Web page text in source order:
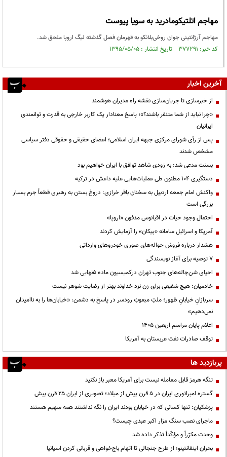
مهاجم اتلتیکومادرید به سویا پیوست
مهاجم آرژانتینی جوان روخی‌بلانکو به قهرمان فصل گذشته لیگ اروپا ملحق شد.
کد خبر: ۳۷۷۲۹۱ تاریخ انتشار : ۱۳۹۵/۰۵/۰۵
آخرین اخبار
از خبرسازی تا جریان‌سازی نقشه راه مدیران هوشمند
«چرا نباید از شما متنفر باشند؟»؛ پاسخ معنادار یک کاربر خارجی به قدرت و توانمندی
ایرانیان
پس از رأی شورای مرکزی جبهه ایران اسلامی؛ اعضای حقیقی و حقوقی دفتر سیاسی
مشخص شدند
بسنت مدعی شد: به زودی شاهد توافق با ایران خواهیم بود
دستگیری ۱۰۴ مظنون طی عملیات‌هایی علیه داعش در ترکیه
واکنش امام جمعه اردبیل به سخنان باقر خرازی: دروغ بستن به رهبری قطعاً جرم بسیار
بزرگی است
احتمال وجود حیات در اقیانوس مدفون «اروپا»
آمریکا و اسرائیل سامانه «پیکان» را آزمایش کردند
هشدار درباره فروش حواله‌های صوری خودروهای وارداتی
۷ توصیه برای آغاز نویسندگی
احیای شن‌چاله‌های جنوب تهران درکمیسیون ماده ۵نهایی شد
خادمیان: هیچ شفیعی برای زن نزد خداوند بهتر از رضایت شوهر نیست
سربازانِ خیابانِ ظهور؛ ملتِ مبعوثِ رودسر در پاسخ به دشمن: «خیابان‌ها را به ناامیدان
نمی‌دهیم»
اعلام پایان مراسم اربعین ۱۴۰۵
توقف صادرات نفت عربستان به آمریکا
پربازدید ها
تنگه هرمز قابل معامله نیست برای آمریکا معبر باز نکنید
گستره امپراتوری ایران در ۵ قرن پیش از میلاد؛ تصویری از ایران ۲۵ قرن پیش
پزشکیان: تنها کسانی که در خیابان بودند ایران را نگه نداشتند همه سهیم هستند
ماجرای نصب سنگ مزار اکبر عبدی چیست؟
وحدت مکرّراً و مؤکّداً تذکر داده شد
بحران اینفانتینو؛ از طرح جنجالی تا اتهام باج‌خواهی و قربانی کردن اسپانیا